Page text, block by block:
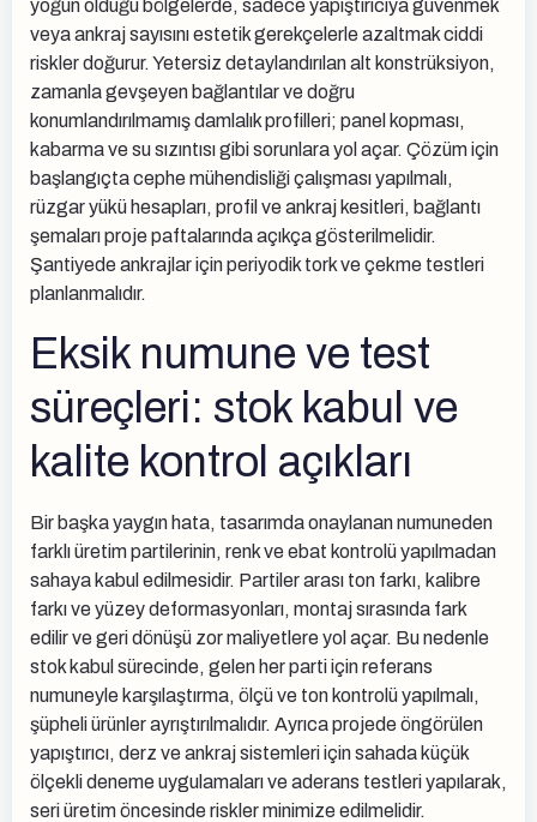
yoğun olduğu bölgelerde, sadece yapıştırıcıya güvenmek
veya ankraj sayısını estetik gerekçelerle azaltmak ciddi
riskler doğurur. Yetersiz detaylandırılan alt konstrüksiyon,
zamanla gevşeyen bağlantılar ve doğru
konumlandırılmamış damlalık profilleri; panel kopması,
kabarma ve su sızıntısı gibi sorunlara yol açar. Çözüm için
başlangıçta cephe mühendisliği çalışması yapılmalı,
rüzgar yükü hesapları, profil ve ankraj kesitleri, bağlantı
şemaları proje paftalarında açıkça gösterilmelidir.
Şantiyede ankrajlar için periyodik tork ve çekme testleri
planlanmalıdır.
Eksik numune ve test
süreçleri: stok kabul ve
kalite kontrol açıkları
Bir başka yaygın hata, tasarımda onaylanan numuneden
farklı üretim partilerinin, renk ve ebat kontrolü yapılmadan
sahaya kabul edilmesidir. Partiler arası ton farkı, kalibre
farkı ve yüzey deformasyonları, montaj sırasında fark
edilir ve geri dönüşü zor maliyetlere yol açar. Bu nedenle
stok kabul sürecinde, gelen her parti için referans
numuneyle karşılaştırma, ölçü ve ton kontrolü yapılmalı,
şüpheli ürünler ayrıştırılmalıdır. Ayrıca projede öngörülen
yapıştırıcı, derz ve ankraj sistemleri için sahada küçük
ölçekli deneme uygulamaları ve aderans testleri yapılarak,
seri üretim öncesinde riskler minimize edilmelidir.